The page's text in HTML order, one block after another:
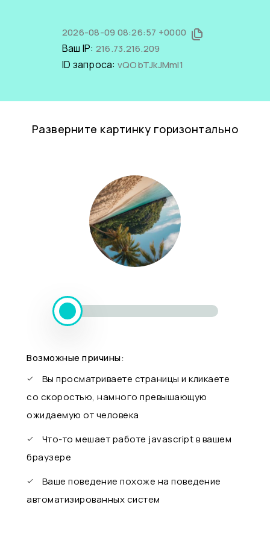
2026-08-09 08:26:57 +0000
Ваш IP: 216.73.216.209
ID запроса: vQObTJkJMmI1
Разверните картинку горизонтально
Возможные причины:
Вы просматриваете страницы и кликаете
со скоростью, намного превышающую
ожидаемую от человека
Что-то мешает работе javascript в вашем
браузере
Ваше поведение похоже на поведение
автоматизированных систем